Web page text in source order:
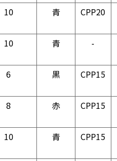
10 青 CPP20
10 青 -
6 黒 CPP15
8 赤 CPP15
10 青 CPP15